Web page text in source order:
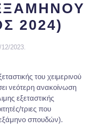
2024)
12/2023.
του χειμερινού
νεότερη ανακοίνωση
εξεταστικής
τριες που
σπουδών).